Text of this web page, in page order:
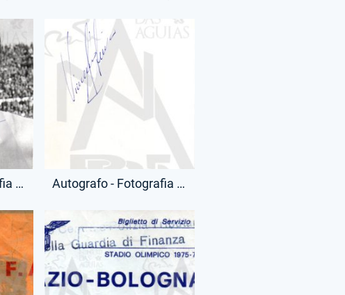
Autografo - Fotografia - Vincenzo D'Amico - (Fronte) Autografo - Fotografia - Vincenzo D'Amico - (Retro)